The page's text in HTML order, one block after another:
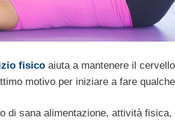
fisico aiuta a mantenere il
motivo per iniziare a fare
di sana alimentazione, attività